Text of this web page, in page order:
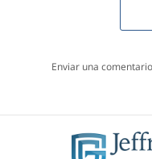
Enviar una